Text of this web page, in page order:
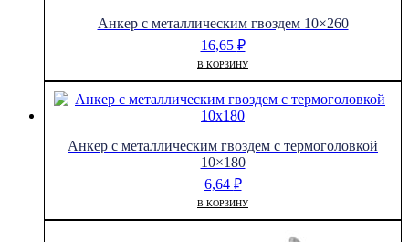
Анкер с металлическим гвоздем 10×260
16,65 ₽
В КОРЗИНУ
Анкер с металлическим гвоздем с термоголовкой
10×180
6,64 ₽
В КОРЗИНУ